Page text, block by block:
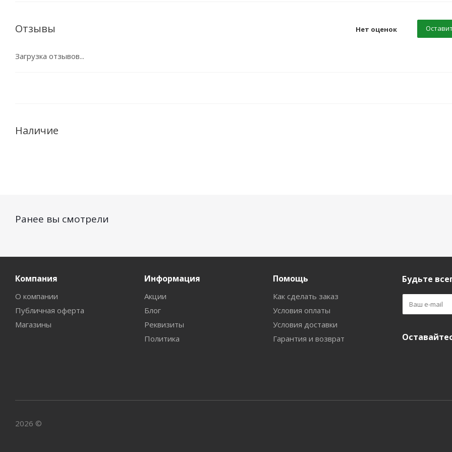
Отзывы Нет оценок
Загрузка отзывов...
Наличие
Ранее вы смотрели
Компания
О компании
Публичная оферта
Магазины
Информация
Акции
Блог
Реквизиты
Политика
Помощь
Как сделать заказ
Условия оплаты
Условия доставки
Гарантия и возврат
Будьте
2026 ©